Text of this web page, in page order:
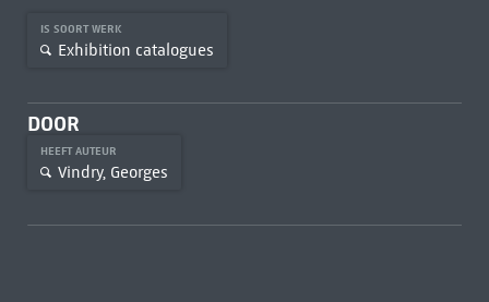
IS SOORT WERK
Exhibition catalogues
DOOR
HEEFT AUTEUR
Vindry, Georges